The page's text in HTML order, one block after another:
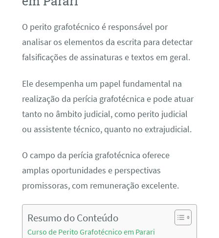
O perito grafotécnico é responsável por
analisar os elementos da escrita para detectar
falsificações de assinaturas e textos em geral.
Ele desempenha um papel fundamental na
realização da perícia grafotécnica e pode atuar
tanto no âmbito judicial, como perito judicial
ou assistente técnico, quanto no extrajudicial.
O campo da perícia grafotécnica oferece
amplas oportunidades e perspectivas
promissoras, com remuneração excelente.
Resumo do Conteúdo
Curso de Perito Grafotécnico em Parari